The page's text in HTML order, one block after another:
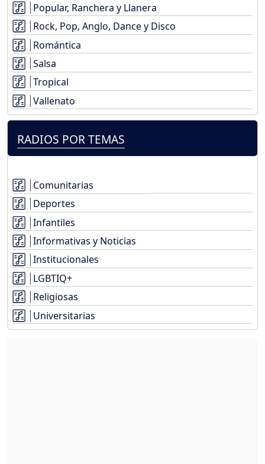
Popular, Ranchera y Llanera
Rock, Pop, Anglo, Dance y Disco
Romántica
Salsa
Tropical
Vallenato
RADIOS POR TEMAS
Comunitarias
Deportes
Infantiles
Informativas y Noticias
Institucionales
LGBTIQ+
Religiosas
Universitarias